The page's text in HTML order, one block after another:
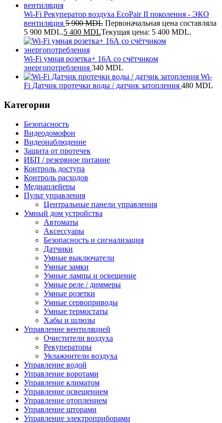
Wi-Fi Рекуператор воздуха EcoPair II поколения - ЭКО
вентиляция 5 900MDL Первоначальная цена составляла
5 900 MDL.5 400 MDLТекущая цена: 5 400 MDL.
Wi-Fi умная розетка+ 16А со счётчиком
энергопотребления 340 MDL
Wi-
Fi Датчик протечки воды / датчик затопления 480 MDL
Категории
Безопасность
Видеодомофон
Видеонаблюдение
Защита от протечек
ИБП / резервное питание
Контроль доступа
Контроль расходов
Медиаплейеры
Пульт управления
Центральные панели управления
Умный дом устройства
Автоматы
Аксессуары
Безопасность и сигнализация
Датчики
Умные выключатели
Умные замки
Умные лампы и освещение
Умные реле / диммеры
Умные розетки
Умные сервоприводы
Умные термостаты
Хабы и шлюзы
Управление вентиляцией
Очистители воздуха
Рекуператоры
Увлажнители воздуха
Управление водой
Управление воротами
Управление климатом
Управление освещением
Управление отоплением
Управление шторами
Управление электроприборами